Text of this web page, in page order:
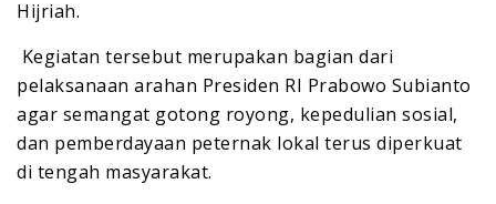
Hijriah.
‎ ‎Kegiatan tersebut merupakan bagian dari
pelaksanaan arahan Presiden RI Prabowo Subianto
agar semangat gotong royong, kepedulian sosial,
dan pemberdayaan peternak lokal terus diperkuat
di tengah masyarakat.